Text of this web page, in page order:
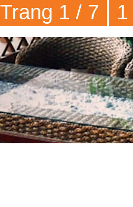
Trang 1 / 7 1